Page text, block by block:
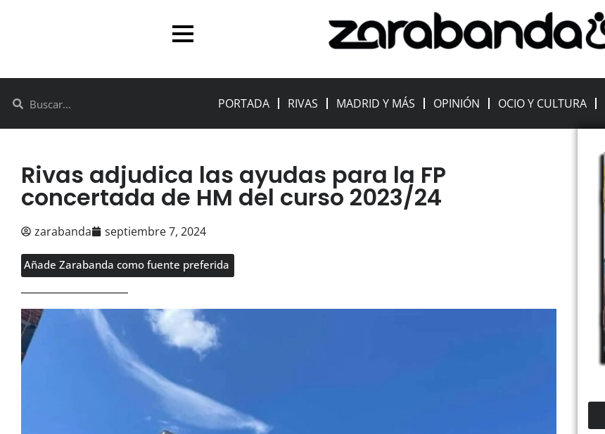
PORTADA RIVAS MADRID Y MÁS OPINIÓN OCIO Y CULTURA
Rivas adjudica las ayudas para la FP
concertada de HM del curso 2023/24
zarabanda septiembre 7, 2024
Añade Zarabanda como fuente preferida